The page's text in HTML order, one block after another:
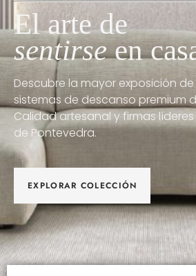
El arte de
sentirseen
Descubre la mayor exposición
sistemas de descanso premium
Calidad artesanal y firmas
de Pontevedra.
EXPLORAR COLECCIÓN